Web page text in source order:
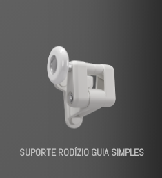
SUPORTE RODÍZIO GUIA SIMPLES